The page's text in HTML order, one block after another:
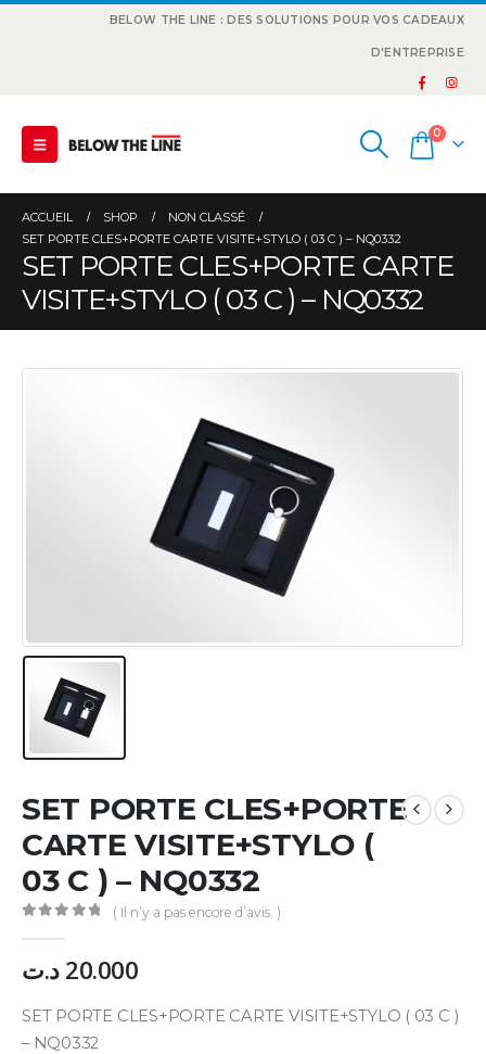
BELOW THE LINE : DES SOLUTIONS POUR VOS CADEAUX
D'ENTREPRISE
0
ACCUEIL SHOP
NON CLASSÉ
SET PORTE CLES+PORTE CARTE VISITE+STYLO ( 03 C ) – NQ0332
SET PORTE CLES+PORTE CARTE
VISITE+STYLO ( 03 C ) – NQ0332
SET PORTE CLES+PORTE
CARTE VISITE+STYLO (
03 C ) – NQ0332
( Il n’y a pas encore d’avis. )
20.000 د.ت
SET PORTE CLES+PORTE CARTE VISITE+STYLO ( 03 C )
– NQ0332